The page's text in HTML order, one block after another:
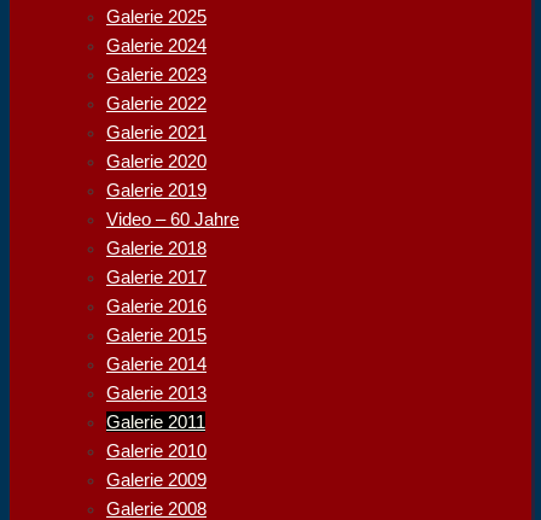
Galerie 2025
Galerie 2024
Galerie 2023
Galerie 2022
Galerie 2021
Galerie 2020
Galerie 2019
Video – 60 Jahre
Galerie 2018
Galerie 2017
Galerie 2016
Galerie 2015
Galerie 2014
Galerie 2013
Galerie 2011
Galerie 2010
Galerie 2009
Galerie 2008